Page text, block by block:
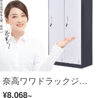
奈高ワワドラックジムの浴室従業員棚灰白二門ワドゥロブルブの薄辺
¥8,068~